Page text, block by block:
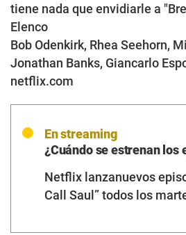
tiene nada que envidiarle a
Elenco
Bob Odenkirk, Rhea Seehorn,
Jonathan Banks, Giancarlo
netflix.com
En streaming
¿Cuándo se estrenan los
Netflix lanzanuevos
Call Saul” todos los